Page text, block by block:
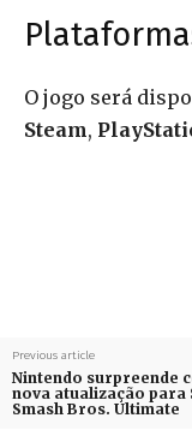
O jogo será
Steam,
Previous article
Nintendo surpreende
nova atualização para
Smash Bros. Ultimate